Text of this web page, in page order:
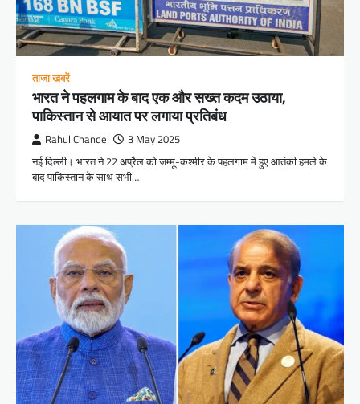
ताजा खबरें
भारत ने पहलगाम के बाद एक और सख्त कदम उठाया,
पाकिस्तान से आयात पर लगाया प्रतिबंध
Rahul Chandel 3 May 2025
नई दिल्ली। भारत ने 22 अप्रैल को जम्मू-कश्मीर के पहलगाम में हुए आतंकी हमले के
बाद पाकिस्तान के साथ सभी…